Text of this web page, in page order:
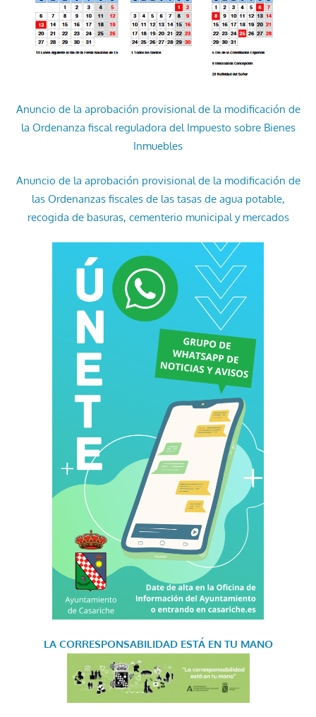
Anuncio de la aprobación provisional de la modificación de
la Ordenanza fiscal reguladora del Impuesto sobre Bienes
Inmuebles
Anuncio de la aprobación provisional de la modificación de
las Ordenanzas fiscales de las tasas de agua potable,
recogida de basuras, cementerio municipal y mercados
LA CORRESPONSABILIDAD ESTÁ EN TU MANO